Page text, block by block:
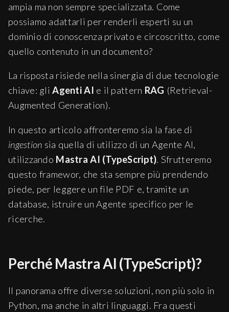
ampia ma non sempre specializzata. Come
possiamo adattarli per renderli esperti su un
dominio di conoscenza privato e circoscritto, come
quello contenuto in un documento?
La risposta risiede nella sinergia di due tecnologie
chiave: gliAgenti AI e il pattern RAG (Retrieval-
Augmented Generation).
In questo articolo affronteremo sia la fase di
ingestion sia quella di utilizzo di un Agente AI,
utilizzando Mastra AI (TypeScript). Sfrutteremo
questo framewor, che sta sempre più prendendo
piede, per leggere un file PDF e, tramite un
database, istruire un Agente specifico per le
ricerche.
Perché Mastra AI (TypeScript)?
Il panorama offre diverse soluzioni, non più solo in
Python, ma anche in altri linguaggi. Fra questi